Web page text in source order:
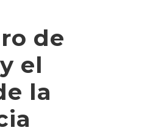
de
el
la